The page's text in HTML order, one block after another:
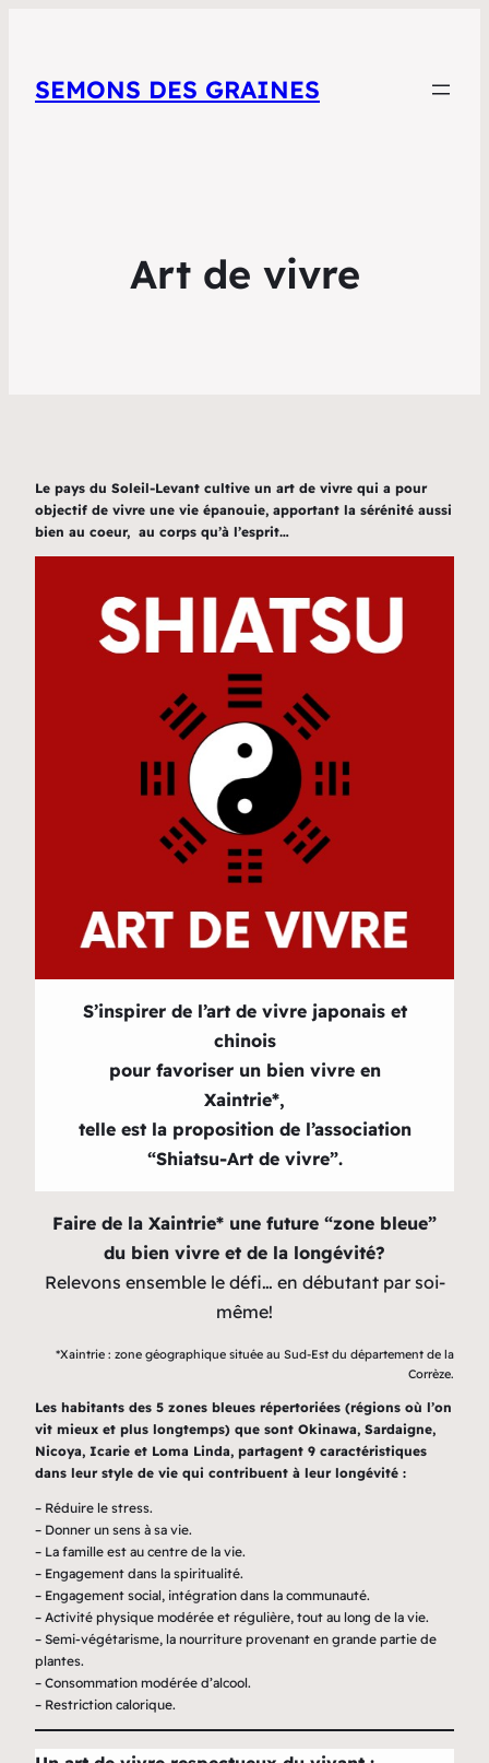
SEMONS DES GRAINES
Art de vivre
Le pays du Soleil-Levant cultive un art de vivre qui a pour
objectif de vivre une vie épanouie, apportant la sérénité aussi
bien au coeur, au corps qu’à l’esprit…
S’inspirer de l’art de vivre japonais et
chinois
pour favoriser un bien vivre en
Xaintrie*,
telle est la proposition de l’association
“Shiatsu-Art de vivre”.
Faire de la Xaintrie* une future “zone bleue”
du bien vivre et de la longévité?
Relevons ensemble le défi… en débutant par soi-
même!
*Xaintrie : zone géographique située au Sud-Est du département de la
Corrèze.
Les habitants des 5 zones bleues répertoriées (régions où l’on
vit mieux et plus longtemps) que sont Okinawa, Sardaigne,
Nicoya, Icarie et Loma Linda, partagent 9 caractéristiques
dans leur style de vie qui contribuent à leur longévité :
– Réduire le stress.
– Donner un sens à sa vie.
– La famille est au centre de la vie.
– Engagement dans la spiritualité.
– Engagement social, intégration dans la communauté.
– Activité physique modérée et régulière, tout au long de la vie.
– Semi-végétarisme, la nourriture provenant en grande partie de
plantes.
– Consommation modérée d’alcool.
– Restriction calorique.